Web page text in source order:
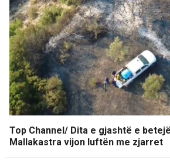
Top Channel/ Dita e gjashtë e
Mallakastra vijon luftën me zjarret